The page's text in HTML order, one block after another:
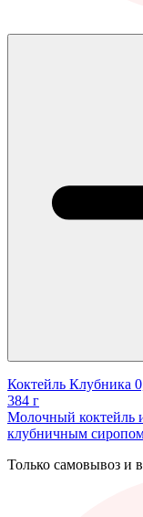
Коктейль Клубника
384 г
Молочный коктейль
клубничным
Только самовывоз и в